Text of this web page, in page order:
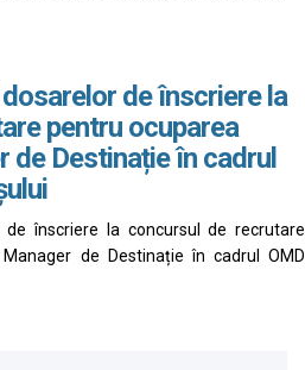
de înscriere la
pentru ocuparea
de Destinație în cadrul
de înscriere la concursul de recrutare
de Destinație în cadrul OMD